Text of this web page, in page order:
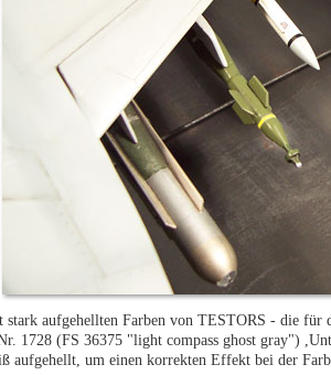
aufgehellten Farben von TESTORS - die für
1728 (FS 36375 "light compass ghost gray")
aufgehellt, um einen korrekten Effekt bei der